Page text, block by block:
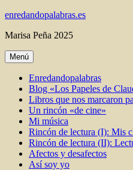
Ir
contenido
enredandopalabras.es
Marisa Peña 2025
Menú
Enredandopalabras
Blog «Los Papeles de
Libros que nos marcaron
Un rincón «de cine»
Mi música
Rincón de lectura (I): Mis
Rincón de lectura (II):
Afectos y desafectos
Así soy yo